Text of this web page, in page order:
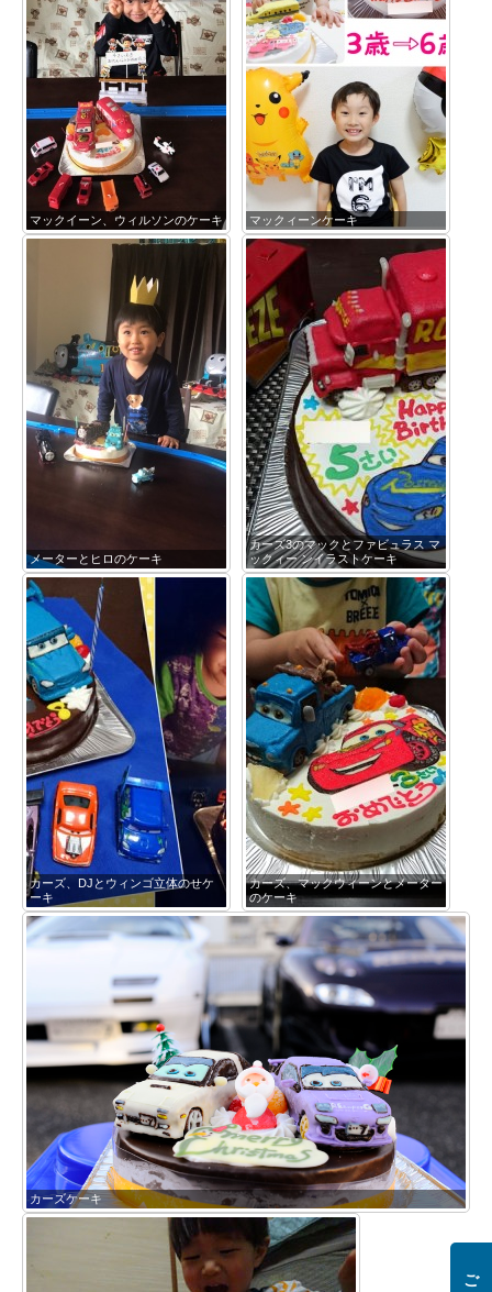
マックイーン、ウィルソンのケーキ マックィーンケーキ
メーターとヒロのケーキ
カーズ3のマックとファビュラス マ
ックィー ンイラストケーキ
カーズ、DJとウィンゴ立体のせケ
ーキ
カーズ、マックウィーンとメーター
のケーキ
カーズケーキ